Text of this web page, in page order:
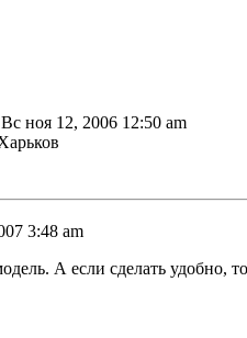
Вс ноя 12, 2006 12:50 am
3:48 am
А если сделать удобно,